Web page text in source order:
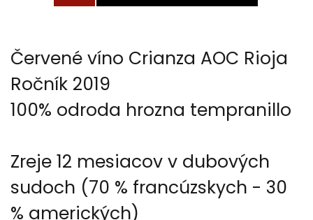
Červené víno Crianza AOC Rioja
Ročník 2019
100% odroda hrozna tempranillo
Zreje 12 mesiacov v dubových
sudoch (70 % francúzskych - 30
% amerických)